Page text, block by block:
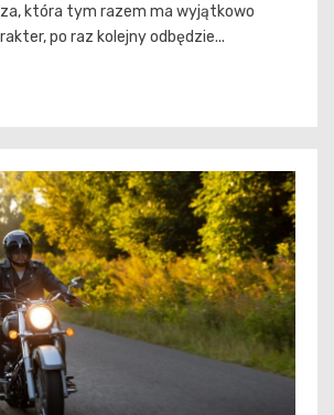
która tym razem ma wyjątkowo
po raz kolejny odbędzie...